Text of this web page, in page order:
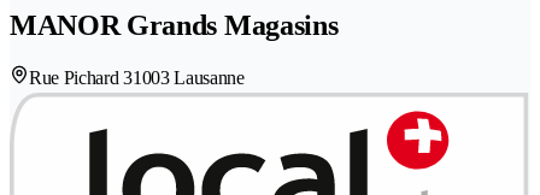
MANOR Grands Magasins
Rue Pichard 31003 Lausanne